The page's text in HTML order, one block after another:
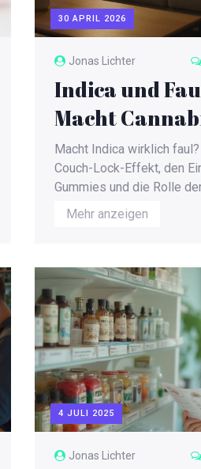
30 APRIL 2026
Jonas Lichter
Indica und
Macht
träge?
Macht Indica wirklich
Couch-Lock-Effekt, den
Gummies und die Rolle
körperlichen Entspannung.
Mehr anzeigen
4 JULI 2025
Jonas Lichter